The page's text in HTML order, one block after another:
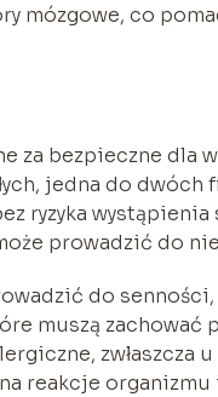
mózgowe, co
za bezpieczne dla
jedna do dwóch
ryzyka
prowadzić do
do senności,
muszą zachować
zwłaszcza
reakcje